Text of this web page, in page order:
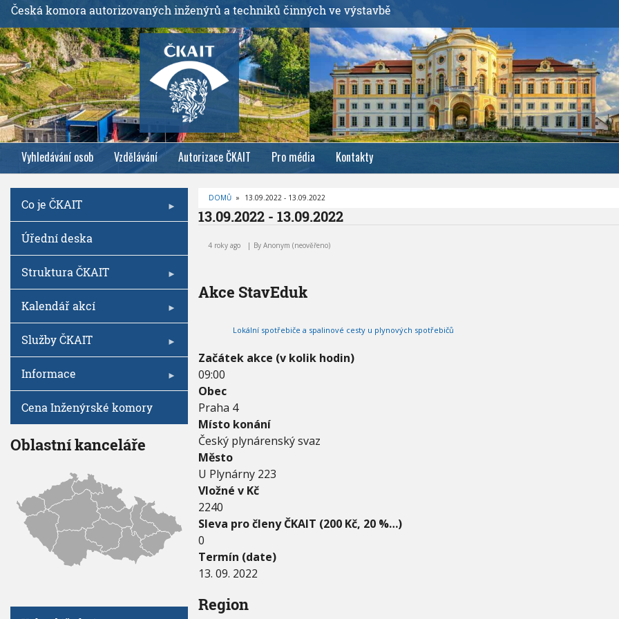
ř
e
j
í
t
k
h
l
v
Česká komora autorizovaných inženýrů a techniků činných ve výstavbě
Vyhledávání osob Vzdělávání Autorizace ČKAIT Pro média Kontakty
D
R
E
Á
N
DOMŮ » 13.09.2022 - 13.09.2022
13.09.2022 - 13.09.2022
.
-
1
3
.
0
9
.
2
0
2
2
4 roky ago By Anonym (neověřeno)
Akce StavEduk
Lokální spotřebiče a spalinové cesty u plynových spotřebičů
Začátek akce (v kolik hodin)
09:00
Obec
Praha 4
Místo konání
Český plynárenský svaz
Město
U Plynárny 223
Vložné v Kč
2240
Sleva pro členy ČKAIT (200 Kč, 20 %…)
0
Termín (date)
13. 09. 2022
Region
Co je ČKAIT
Úřední deska
Struktura ČKAIT
Kalendář akcí
Služby ČKAIT
Informace
Cena Inženýrské komory
Oblastní kanceláře